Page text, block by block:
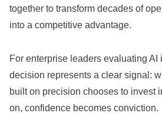
together to transform decades of
into a competitive advantage.
For enterprise leaders evaluating AI
decision represents a clear signal:
built on precision chooses to invest
on, confidence becomes conviction.